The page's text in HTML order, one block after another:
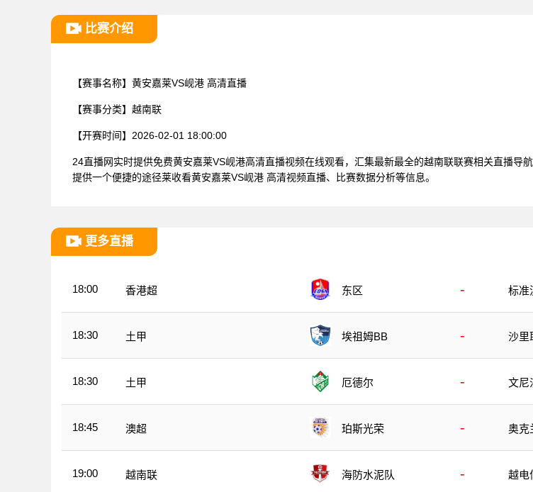
比赛介绍
【赛事名称】 黄安嘉莱VS岘港 高清直播
【赛事分类】 越南联
【开赛时间】 2026-02-01 18:00:00
24直播网实时提供免费黄安嘉莱VS岘港高清直播视频在线观看，汇集最新最全的越南联联赛相关直播导
提供一个便捷的途径莱收看黄安嘉莱VS岘港 高清视频直播、比赛数据分析等信息。
更多直播
18:00 香港超 东区 - 标准
18:30 土甲 埃祖姆BB - 沙里
18:30 土甲 厄德尔 - 文尼
18:45 澳超 珀斯光荣 - 奥克
19:00 越南联 海防水泥队 - 越电